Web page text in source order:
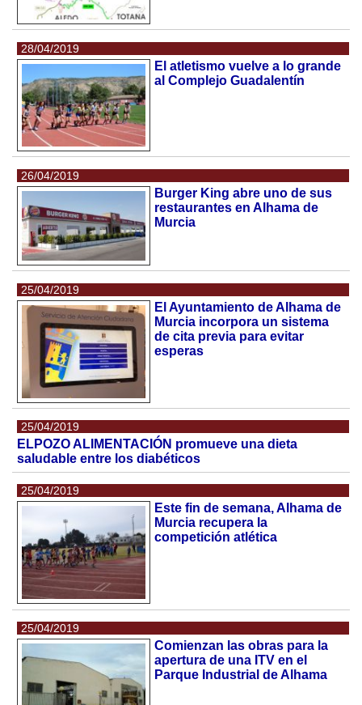
28/04/2019
El atletismo vuelve a lo grande
al Complejo Guadalentín
26/04/2019
Burger King abre uno de sus
restaurantes en Alhama de
Murcia
25/04/2019
El Ayuntamiento de Alhama de
Murcia incorpora un sistema
de cita previa para evitar
esperas
25/04/2019
ELPOZO ALIMENTACIÓN promueve una dieta
saludable entre los diabéticos
25/04/2019
Este fin de semana, Alhama de
Murcia recupera la
competición atlética
25/04/2019
Comienzan las obras para la
apertura de una ITV en el
Parque Industrial de Alhama